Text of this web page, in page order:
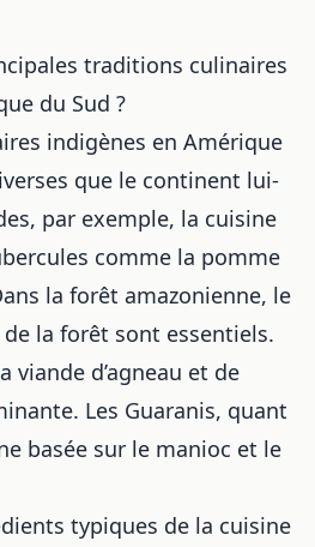
traditions culinaires
du Sud ?
indigènes en Amérique
que le continent lui-
par exemple, la cuisine
comme la pomme
la forêt amazonienne, le
la forêt sont essentiels.
viande d’agneau et de
Les Guaranis, quant
basée sur le manioc et le
typiques de la cuisine